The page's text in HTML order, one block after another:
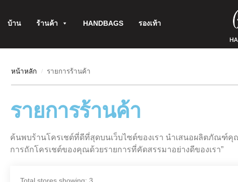
รรองเท้าไป
ของเล่น&ของขวัญ
ของขวัญ
บ้าน ร้านค้า HANDBAGS รองเท้า
หน้าหลัก / รายการร้านค้า
รายการร้านค้า
ค้นพบร้านโครเชต์ที่ดีที่สุดบนเว็บไซต์ของเรา นำเสนอผลิตภัณฑ์
การถักโครเชต์ของคุณด้วยรายการที่คัดสรรมาอย่างดีของเรา”